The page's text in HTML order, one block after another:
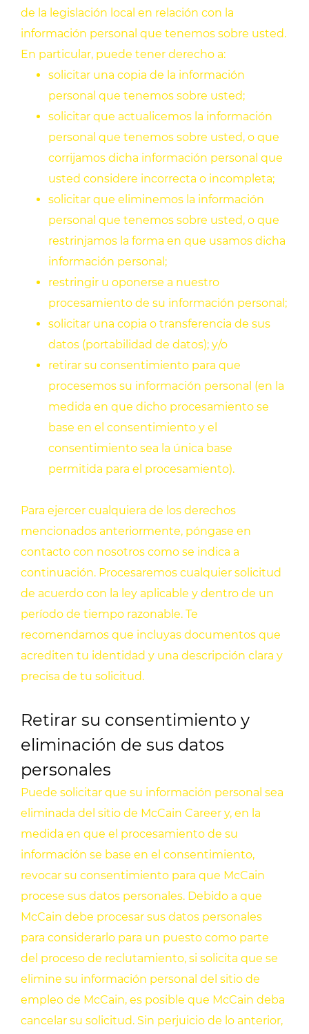
de la legislación local en relación con la
información personal que tenemos sobre usted.
En particular, puede tener derecho a:
solicitar una copia de la información
personal que tenemos sobre usted;
solicitar que actualicemos la información
personal que tenemos sobre usted, o que
corrijamos dicha información personal que
usted considere incorrecta o incompleta;
solicitar que eliminemos la información
personal que tenemos sobre usted, o que
restrinjamos la forma en que usamos dicha
información personal;
restringir u oponerse a nuestro
procesamiento de su información personal;
solicitar una copia o transferencia de sus
datos (portabilidad de datos); y/o
retirar su consentimiento para que
procesemos su información personal (en la
medida en que dicho procesamiento se
base en el consentimiento y el
consentimiento sea la única base
permitida para el procesamiento).
Para ejercer cualquiera de los derechos
mencionados anteriormente, póngase en
contacto con nosotros como se indica a
continuación. Procesaremos cualquier solicitud
de acuerdo con la ley aplicable y dentro de un
período de tiempo razonable. Te
recomendamos que incluyas documentos que
acrediten tu identidad y una descripción clara y
precisa de tu solicitud.
Retirar su consentimiento y
eliminación de sus datos
personales
Puede solicitar que su información personal sea
eliminada del sitio de McCain Career y, en la
medida en que el procesamiento de su
información se base en el consentimiento,
revocar su consentimiento para que McCain
procese sus datos personales. Debido a que
McCain debe procesar sus datos personales
para considerarlo para un puesto como parte
del proceso de reclutamiento, si solicita que se
elimine su información personal del sitio de
empleo de McCain, es posible que McCain deba
cancelar su solicitud. Sin perjuicio de lo anterior,